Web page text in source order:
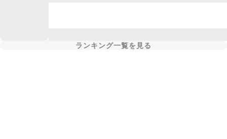
ランキング一覧を見る